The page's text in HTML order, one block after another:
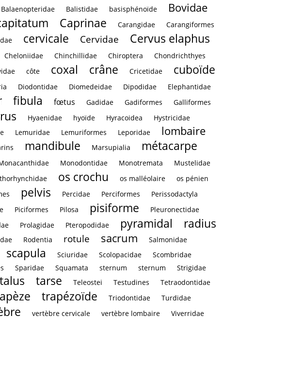
Balaenopteridae Balistidae basisphénoïde Bovidae
Caprinae Carangidae Carangiformes
cervicale Cervidae Cervus elaphus
Cheloniidae Chinchillidae Chiroptera
Chondrichthyes
côte coxal crâne Cricetidae
cuboïde
Diodontidae Diomedeidae Dipodidae
Elephantidae
fibula fœtus Gadidae Gadiformes
Galliformes
Hyaenidae hyoïde Hyracoidea
Hystricidae
Lemuridae Lemuriformes Leporidae lombaire
mandibule Marsupialia
métacarpe
Monodontidae Monotremata
Mustelidae
os crochu os malléolaire os pénien
pelvis Percidae Perciformes
Perissodactyla
Piciformes Pilosa pisiforme
Pleuronectidae
Prolagidae Pteropodidae pyramidal radius
Rodentia rotule sacrum
Salmonidae
scapula Sciuridae Scolopacidae
Scombridae
Sparidae Squamata sternum sternum
Strigidae
talus tarse Teleostei Testudines
Tetraodontidae
trapézoïde Triodontidae
Turdidae
vertèbre cervicale vertèbre lombaire Viverridae